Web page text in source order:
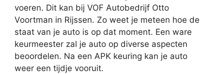
voeren. Dit kan bij VOF Autobedrijf Otto
Voortman in Rijssen. Zo weet je meteen hoe de
staat van je auto is op dat moment. Een ware
keurmeester zal je auto op diverse aspecten
beoordelen. Na een APK keuring kan je auto
weer een tijdje vooruit.